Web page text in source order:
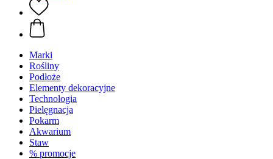
Marki
Rośliny
Podłoże
Elementy dekoracyjne
Technologia
Pielęgnacja
Pokarm
Akwarium
Staw
% promocje